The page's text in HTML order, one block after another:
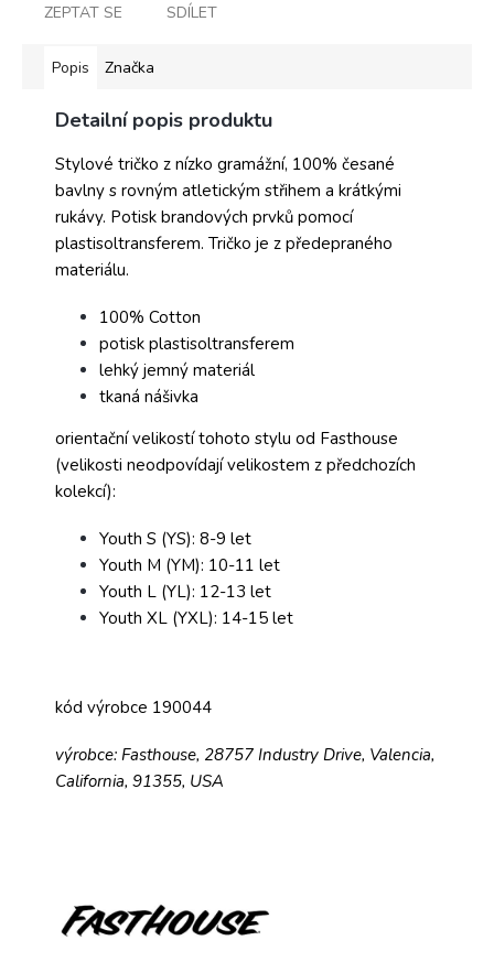
ZEPTAT SE SDÍLET
Popis Značka
Detailní popis produktu
Stylové tričko z nízko gramážní, 100% česané
bavlny s rovným atletickým střihem a krátkými
rukávy. Potisk brandových prvků pomocí
plastisoltransferem. Tričko je z předepraného
materiálu.
100% Cotton
potisk plastisoltransferem
lehký jemný materiál
tkaná nášivka
orientační velikostí tohoto stylu od Fasthouse
(velikosti neodpovídají velikostem z předchozích
kolekcí):
Youth S (YS): 8-9 let
Youth M (YM): 10-11 let
Youth L (YL): 12-13 let
Youth XL (YXL): 14-15 let
kód výrobce 190044
výrobce: Fasthouse, 28757 Industry Drive, Valencia,
California, 91355, USA